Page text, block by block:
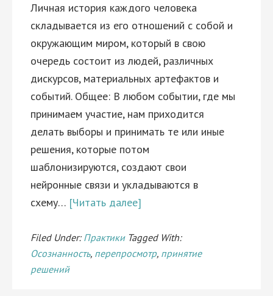
Личная история каждого человека
складывается из его отношений с собой и
окружающим миром, который в свою
очередь состоит из людей, различных
дискурсов, материальных артефактов и
событий. Общее: В любом событии, где мы
принимаем участие, нам приходится
делать выборы и принимать те или иные
решения, которые потом
шаблонизируются, создают свои
нейронные связи и укладываются в
схему… [Читать далее]
Filed Under: Практики Tagged With:
Осознанность, перепросмотр, принятие
решений